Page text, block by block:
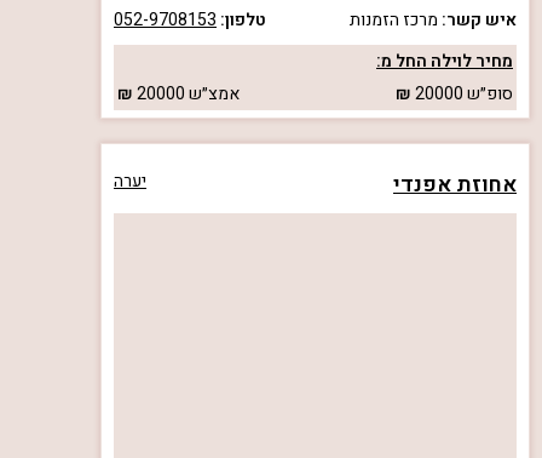
איש קשר: מרכז הזמנות טלפון: 052-9708153
מחיר לוילה החל מ:
סופ״ש20000 אמצ״ש20000
אחוזת אפנדי יערה